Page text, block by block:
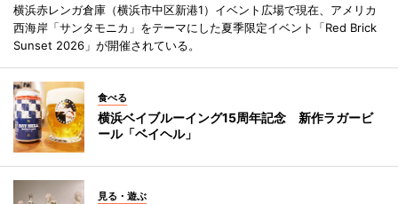
横浜赤レンガ倉庫（横浜市中区新港1）イベント広場で現在、アメリカ
西海岸「サンタモニカ」をテーマにした夏季限定イベント「Red Brick
Sunset 2026」が開催されている。
食べる
横浜ベイブルーイング15周年記念 新作ラガービ
ール「ベイヘル」
見る・遊ぶ